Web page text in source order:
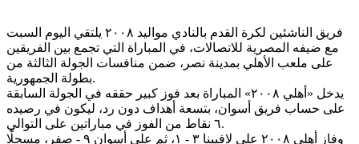
فريق الناشئين لكرة القدم بالنادي مواليد ٢٠٠٨ يلتقي اليوم السبت
مع ضيفه المصرية للاتصالات، في المباراة التي تجمع بين الفريقين
على ملعب الأهلي بمدينة نصر، ضمن منافسات الجولة الثالثة من
بطولة الجمهورية.
يدخل «أهلي ٢٠٠٨» المباراة بعد فوز كبير حققه في الجولة السابقة
على حساب فريق أسوان، بتسعة أهداف دون رد، ليكون في رصيده
٦ نقاط من الفوز في مباراتين على التوالي.
وفاز أهلي ٢٠٠٨ على لافيينا ٣ - ١، ثم على أسوان ٩ - صفر، مسجلًا